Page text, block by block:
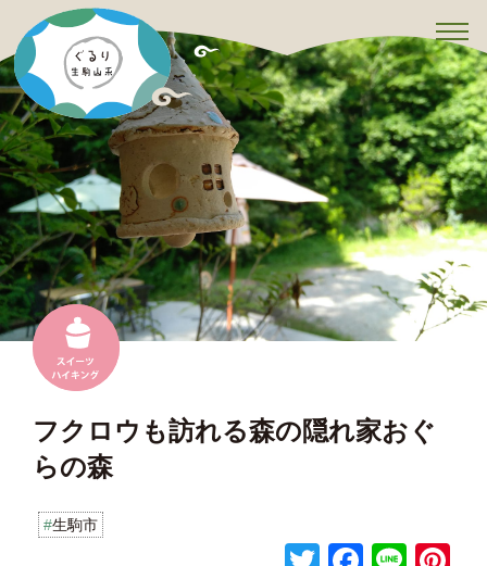
t
o
g
g
l
e
n
a
v
i
g
a
t
i
o
n
フクロウも訪れる森の隠れ家おぐ
らの森
生駒市